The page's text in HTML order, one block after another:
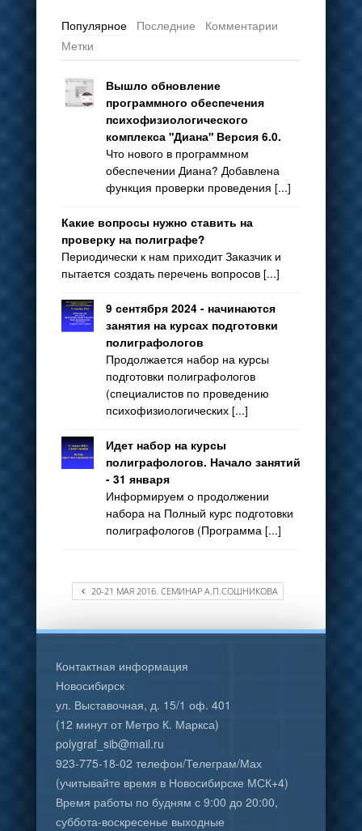
Популярное Последние
Комментарии
Метки
Вышло обновление
программного обеспечения
психофизиологического
комплекса "Диана" Версия 6.0.
Что нового в программном
обеспечении Диана? Добавлена
функция проверки проведения [...]
Какие вопросы нужно ставить на
проверку на полиграфе?
Периодически к нам приходит Заказчик и
пытается создать перечень вопросов [...]
9 сентября 2024 - начинаются
занятия на курсах подготовки
полиграфологов
Продолжается набор на курсы
подготовки полиграфологов
(специалистов по проведению
психофизиологических [...]
Идет набор на курсы
полиграфологов. Начало занятий
- 31 января
Информируем о продолжении
набора на Полный курс подготовки
полиграфологов (Программа [...]
20-21 МАЯ 2016. СЕМИНАР А.П.СОШНИКОВА
Контактная информация
Новосибирск
ул. Выставочная, д. 15/1 оф. 401
(12 минут от Метро К. Маркса)
polygraf_sib@mail.ru
923-775-18-02 телефон/Телеграм/Мах
(учитывайте время в Новосибирске МСК+4)
Время работы по будням с 9:00 до 20:00,
суббота-воскресенье выходные